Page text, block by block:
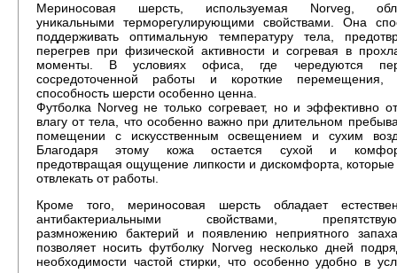
Мериносовая шерсть, используемая Norveg,
уникальными терморегулирующими свойствами. Она
поддерживать оптимальную температуру тела,
перегрев при физической активности и согревая в
моменты. В условиях офиса, где чередуются
сосредоточенной работы и короткие перемещения,
способность шерсти особенно ценна.
Футболка Norveg не только согревает, но и эффективно
влагу от тела, что особенно важно при длительном
помещении с искусственным освещением и сухим
Благодаря этому кожа остается сухой и
предотвращая ощущение липкости и дискомфорта, которые
отвлекать от работы.
Кроме того, мериносовая шерсть обладает
антибактериальными свойствами,
размножению бактерий и появлению неприятного
позволяет носить футболку Norveg несколько дней
необходимости частой стирки, что особенно удобно в